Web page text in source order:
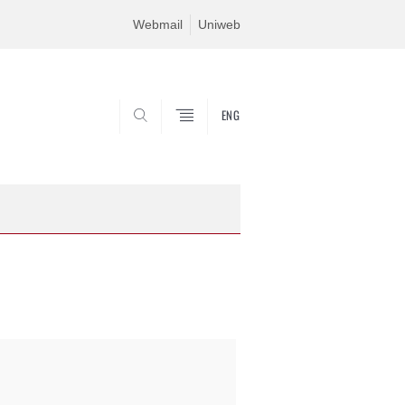
Webmail Uniweb
ENG